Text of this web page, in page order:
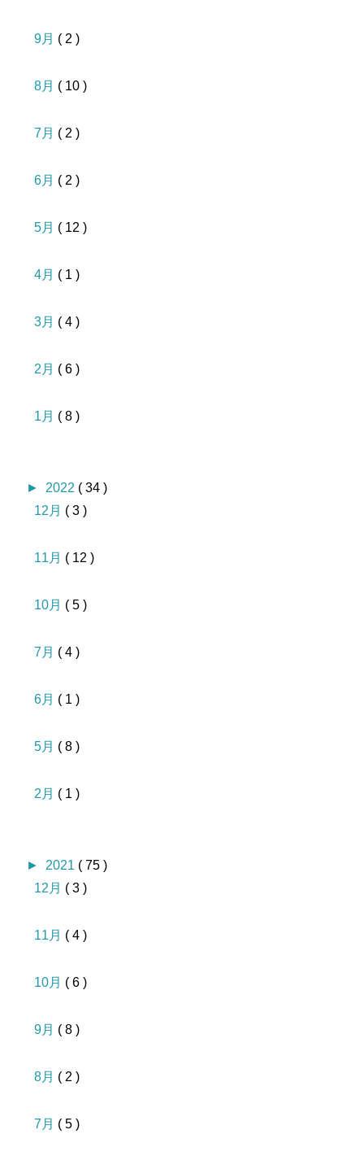
9月 ( 2 )
8月 ( 10 )
7月 ( 2 )
6月 ( 2 )
5月 ( 12 )
4月 ( 1 )
3月 ( 4 )
2月 ( 6 )
1月 ( 8 )
► 2022 ( 34 )
12月 ( 3 )
11月 ( 12 )
10月 ( 5 )
7月 ( 4 )
6月 ( 1 )
5月 ( 8 )
2月 ( 1 )
► 2021 ( 75 )
12月 ( 3 )
11月 ( 4 )
10月 ( 6 )
9月 ( 8 )
8月 ( 2 )
7月 ( 5 )